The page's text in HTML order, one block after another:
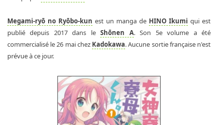
Megami-ryō no Ryōbo-kun est un manga de HINO Ikumi qui est
publié depuis 2017 dans leShōnen A. Son 5e volume a été
commercialisé le 26 mai chez Kadokawa. Aucune sortie française n'est
prévue à ce jour.